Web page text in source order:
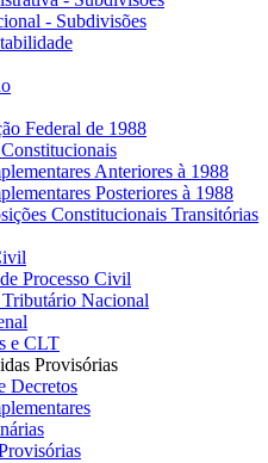
- Subdivisões
Federal de 1988
Anteriores à 1988
Posteriores à 1988
Constitucionais Transitórias
Processo Civil
Nacional
e CLT
Provisórias
Decretos